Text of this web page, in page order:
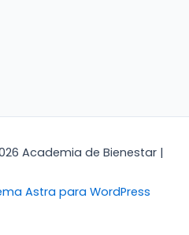
Academia de Bienestar |
Astra para WordPress